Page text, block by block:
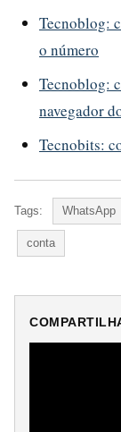
Tecnoblog:
o número
Tecnoblog:
navegador
Tecnobits:
Tags: WhatsApp
conta